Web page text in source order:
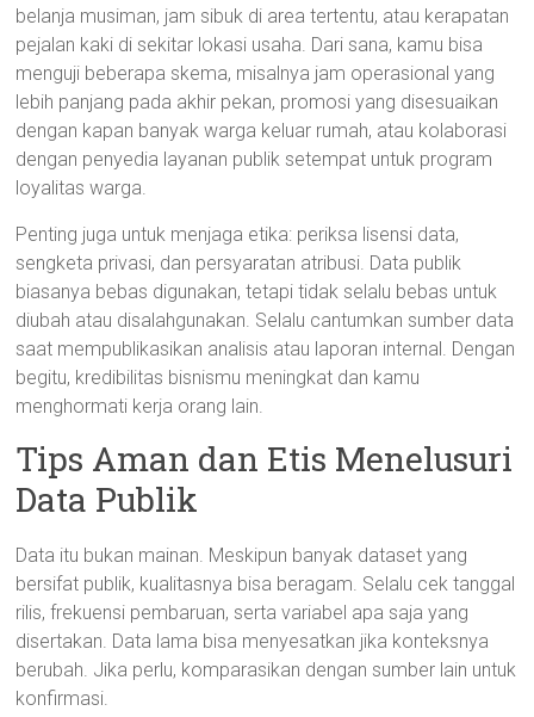
belanja musiman, jam sibuk di area tertentu, atau kerapatan
pejalan kaki di sekitar lokasi usaha. Dari sana, kamu bisa
menguji beberapa skema, misalnya jam operasional yang
lebih panjang pada akhir pekan, promosi yang disesuaikan
dengan kapan banyak warga keluar rumah, atau kolaborasi
dengan penyedia layanan publik setempat untuk program
loyalitas warga.
Penting juga untuk menjaga etika: periksa lisensi data,
sengketa privasi, dan persyaratan atribusi. Data publik
biasanya bebas digunakan, tetapi tidak selalu bebas untuk
diubah atau disalahgunakan. Selalu cantumkan sumber data
saat mempublikasikan analisis atau laporan internal. Dengan
begitu, kredibilitas bisnismu meningkat dan kamu
menghormati kerja orang lain.
Tips Aman dan Etis Menelusuri
Data Publik
Data itu bukan mainan. Meskipun banyak dataset yang
bersifat publik, kualitasnya bisa beragam. Selalu cek tanggal
rilis, frekuensi pembaruan, serta variabel apa saja yang
disertakan. Data lama bisa menyesatkan jika konteksnya
berubah. Jika perlu, komparasikan dengan sumber lain untuk
konfirmasi.